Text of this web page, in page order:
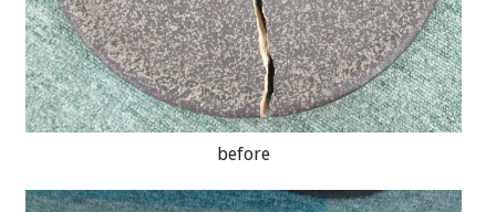
before